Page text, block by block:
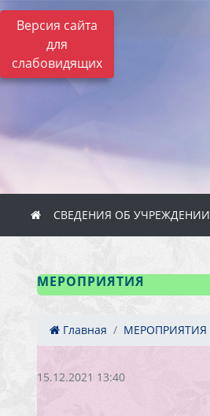
Версия сайта
для
слабовидящих
СВЕДЕНИЯ ОБ УЧРЕЖДЕНИИ
МЕРОПРИЯТИЯ
Главная МЕРОПРИЯТИЯ
15.12.2021 13:40